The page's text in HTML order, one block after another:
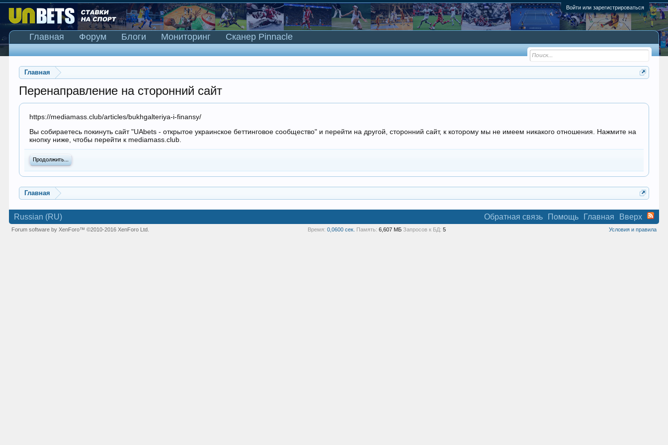
Войти или зарегистрироваться
Главная
Перенаправление на сторонний сайт
https://mediamass.club/articles/bukhgalteriya-i-finansy/
Вы собираетесь покинуть сайт "UAbets - открытое украинское беттинговое сообщество" и перейти на другой, сторонний сайт, к которому мы не имеем никакого отношения. Нажмите на
кнопку ниже, чтобы перейти к mediamass.club.
Продолжить...
Главная
Главная Форум Блоги Мониторинг Сканер Pinnacle
Russian (RU) Обратная связь Помощь Главная Вверх
Условия и правила
Forum software by XenForo™©2010-2016 XenForo Ltd. Время: 0,0600 сек. Память: 6,607 МБ Запросов к БД: 5